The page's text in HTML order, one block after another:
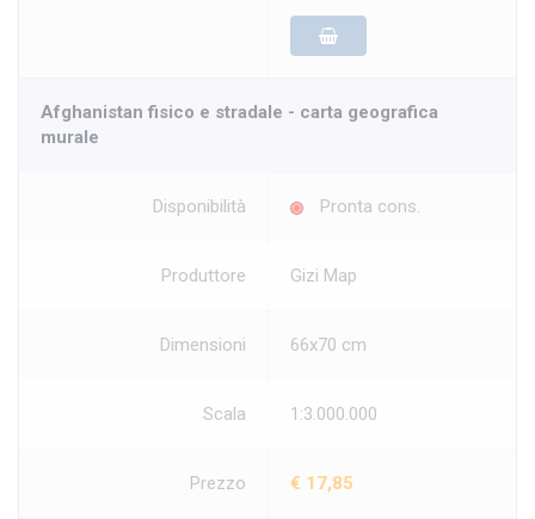
Afghanistan fisico e stradale - carta geografica
murale
Disponibilità Pronta cons.
Produttore Gizi Map
Dimensioni 66x70 cm
Scala 1:3.000.000
Prezzo € 17,85